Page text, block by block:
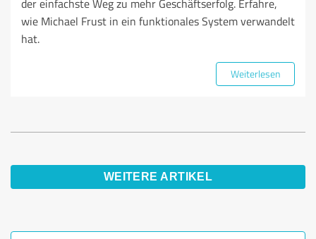
der einfachste Weg zu mehr Geschäftserfolg. Erfahre,
wie Michael Frust in ein funktionales System verwandelt
hat.
Weiterlesen
WEITERE ARTIKEL